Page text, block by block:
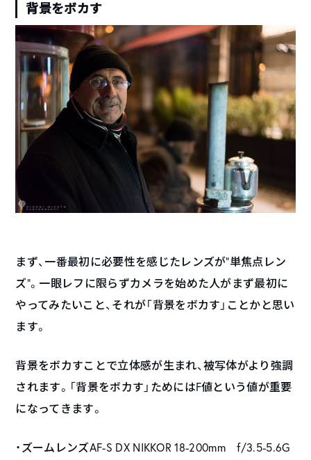
背景をボカす
まず、一番最初に必要性を感じたレンズが”単焦点レン
ズ”。一眼レフに限らずカメラを始めた人がまず最初に
やってみたいこと、それが「背景をボカす」ことかと思い
ます。
背景をボカすことで立体感が生まれ、被写体がより強調
されます。「背景をボカす」ためにはF値という値が重要
になってきます。
・ズームレンズAF-S DX NIKKOR 18-200mm f/3.5-5.6G